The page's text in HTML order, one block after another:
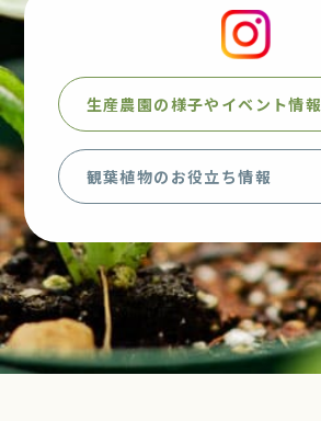
生産農園の様子やイベント情報
観葉植物のお役立ち情報